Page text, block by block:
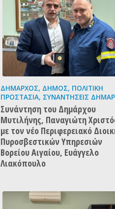
ΔΉΜΑΡΧΟΣ, ΔΉΜΟΣ, ΠΟΛΙΤΙΚΉ
ΠΡΟΣΤΑΣΊΑ, ΣΥΝΑΝΤΉΣΕΙΣ
Συνάντηση του Δημάρχου
Μυτιλήνης, Παναγιώτη
με τον νέο Περιφερειακό
Πυροσβεστικών Υπηρεσιών
Βορείου Αιγαίου, Ευάγγελο
Λιακόπουλο